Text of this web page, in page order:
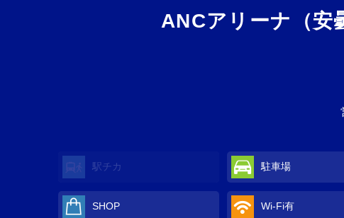
ANCアリーナ（安
駅チカ 駐車場
SHOP Wi-Fi有